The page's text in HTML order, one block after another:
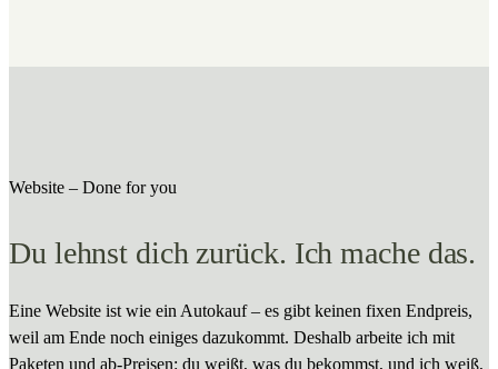
Website – Done for you
Du lehnst dich zurück. Ich mache das.
Eine Website ist wie ein Autokauf – es gibt keinen fixen Endpreis,
weil am Ende noch einiges dazukommt. Deshalb arbeite ich mit
Paketen und ab-Preisen: du weißt, was du bekommst, und ich weiß,